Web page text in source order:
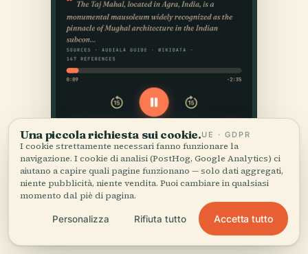
Una piccola richiesta sui cookie.UE · GDPR
I cookie strettamente necessari fanno funzionare la
navigazione. I cookie di analisi (PostHog, Google Analytics) ci
aiutano a capire quali pagine funzionano — solo dati aggregati,
niente pubblicità, niente vendita. Puoi cambiare in qualsiasi
momento dal piè di pagina.
Personalizza Rifiuta tutto Accetta tutto